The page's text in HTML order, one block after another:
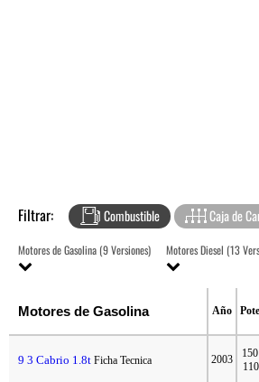
Filtrar: Combustible Caja de
Motores de Gasolina (9 Versiones) Motores Diesel (13
Motores de Gasolina Año
9 3 Cabrio 1.8t Ficha Tecnica 2003